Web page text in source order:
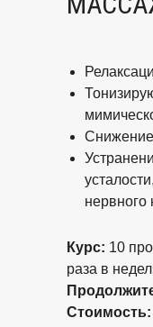
Снижение
нервного
Курс: 10
раза в
Стоимость: